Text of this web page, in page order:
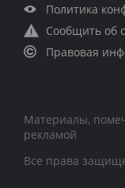
Политика
Сообщить об
Правовая
Материалы,
рекламой
Все права